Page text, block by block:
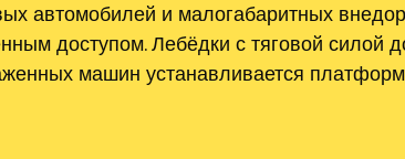
автомобилей и малогабаритных
доступом. Лебёдки с тяговой силой
машин устанавливается